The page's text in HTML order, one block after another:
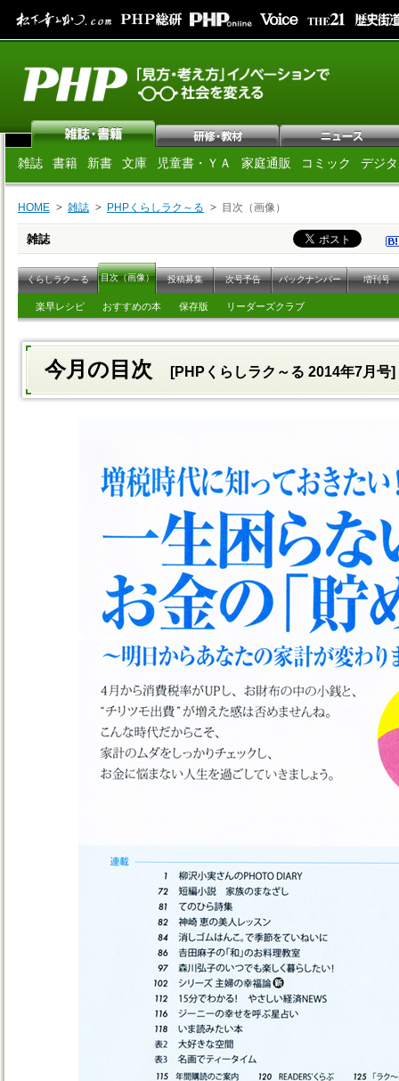
雑誌 書籍 新書 文庫 児童書・ＹＡ 家庭通販 コミック デジ
HOME 雑誌 PHPくらしラク～る 目次（画像）
雑誌
くらしラク～る 目次（画像） 投稿募集 次号予告 バックナンバー 増刊号
楽早レシピ おすすめの本 保存版 リーダーズクラブ
今月の目次 [PHPくらしラク～る 2014年7月号]